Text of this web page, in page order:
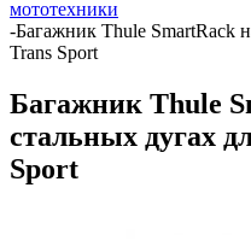
мототехники
-Багажник Thule SmartRack
Trans Sport
Багажник Thule
стальных дугах
Sport